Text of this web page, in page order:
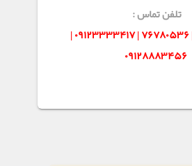
تلفن تماس :
۷۷۳۳۳۱۰۷ | ۷۶۷۸۰۵۳۶ | ۰۹۱۲۳۳۳۳۴۱۷ |
۰۹۱۲۸۸۸۳۴۵۶